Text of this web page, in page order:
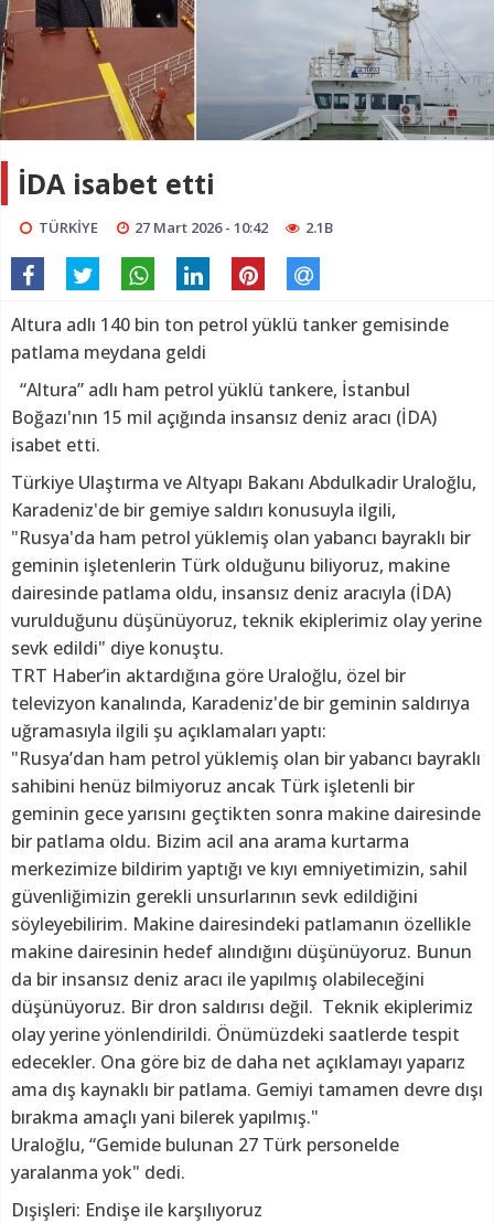
İDA isabet etti
TÜRKİYE 27 Mart 2026 - 10:42 2.1B
Altura adlı 140 bin ton petrol yüklü tanker gemisinde
patlama meydana geldi
“Altura” adlı ham petrol yüklü tankere, İstanbul
Boğazı'nın 15 mil açığında insansız deniz aracı (İDA)
isabet etti.
Türkiye Ulaştırma ve Altyapı Bakanı Abdulkadir Uraloğlu,
Karadeniz'de bir gemiye saldırı konusuyla ilgili,
"Rusya'da ham petrol yüklemiş olan yabancı bayraklı bir
geminin işletenlerin Türk olduğunu biliyoruz, makine
dairesinde patlama oldu, insansız deniz aracıyla (İDA)
vurulduğunu düşünüyoruz, teknik ekiplerimiz olay yerine
sevk edildi" diye konuştu.
TRT Haber’in aktardığına göre Uraloğlu, özel bir
televizyon kanalında, Karadeniz'de bir geminin saldırıya
uğramasıyla ilgili şu açıklamaları yaptı:
"Rusya’dan ham petrol yüklemiş olan bir yabancı bayraklı
sahibini henüz bilmiyoruz ancak Türk işletenli bir
geminin gece yarısını geçtikten sonra makine dairesinde
bir patlama oldu. Bizim acil ana arama kurtarma
merkezimize bildirim yaptığı ve kıyı emniyetimizin, sahil
güvenliğimizin gerekli unsurlarının sevk edildiğini
söyleyebilirim. Makine dairesindeki patlamanın özellikle
makine dairesinin hedef alındığını düşünüyoruz. Bunun
da bir insansız deniz aracı ile yapılmış olabileceğini
düşünüyoruz. Bir dron saldırısı değil. Teknik ekiplerimiz
olay yerine yönlendirildi. Önümüzdeki saatlerde tespit
edecekler. Ona göre biz de daha net açıklamayı yaparız
ama dış kaynaklı bir patlama. Gemiyi tamamen devre dışı
bırakma amaçlı yani bilerek yapılmış."
Uraloğlu, “Gemide bulunan 27 Türk personelde
yaralanma yok" dedi.
Dışişleri: Endişe ile karşılıyoruz